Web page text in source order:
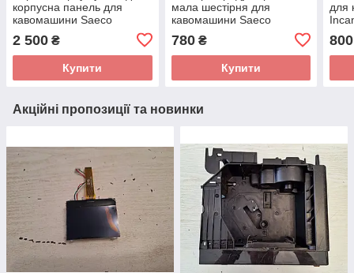
корпусна панель для
кавомашини Saeco
EP5360 б/у
2 500 ₴
Купити
мала шестірня для
кавомашини Saeco
Incanto Black HD8911_2 б/
у
780₴
Купити
для
800
Акційні пропозиції та новинки